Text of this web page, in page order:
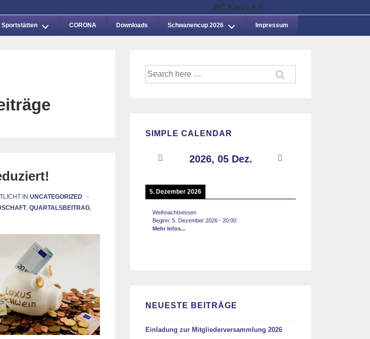
Sportstätten CORONA Downloads Schwanencup 2026 Impressum
IN UNCATEGORIZED
, QUARTALSBEITRAG
Suche
SIMPLE CALENDAR
2026, 05 Dez.
5. Dezember 2026
Weihnachtsessen
Beginn:5. Dezember 2026 -20:00
Mehr Infos...
NEUESTE BEITRÄGE
Einladung zur Mitgliederversammlung 2026